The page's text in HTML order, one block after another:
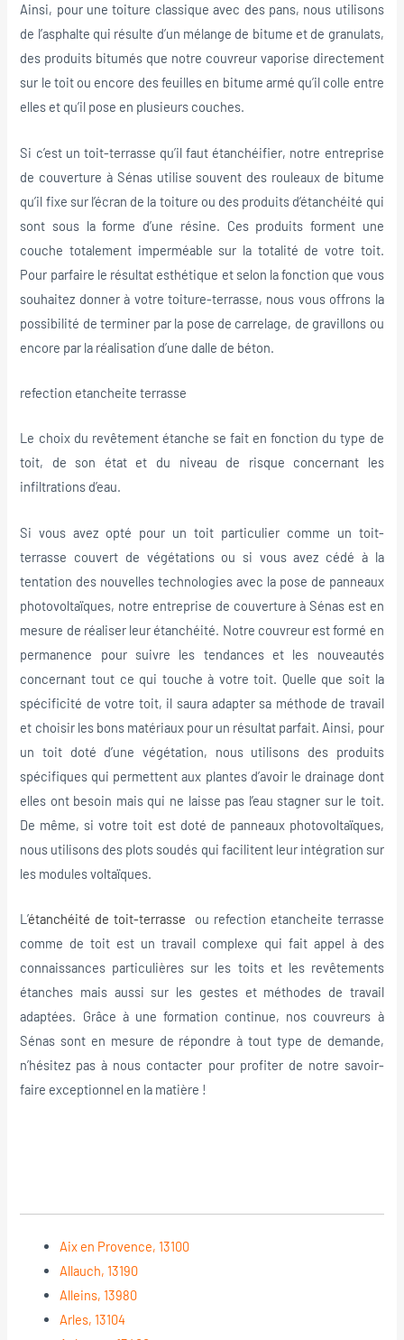
Ainsi, pour une toiture classique avec des pans, nous utilisons
de l’asphalte qui résulte d’un mélange de bitume et de granulats,
des produits bitumés que notre couvreur vaporise directement
sur le toit ou encore des feuilles en bitume armé qu’il colle entre
elles et qu’il pose en plusieurs couches.
Si c’est un toit-terrasse qu’il faut étanchéifier, notre entreprise
de couverture à Sénas utilise souvent des rouleaux de bitume
qu’il fixe sur l’écran de la toiture ou des produits d’étanchéité qui
sont sous la forme d’une résine. Ces produits forment une
couche totalement imperméable sur la totalité de votre toit.
Pour parfaire le résultat esthétique et selon la fonction que vous
souhaitez donner à votre toiture-terrasse, nous vous offrons la
possibilité de terminer par la pose de carrelage, de gravillons ou
encore par la réalisation d’une dalle de béton.
refection etancheite terrasse
Le choix du revêtement étanche se fait en fonction du type de
toit, de son état et du niveau de risque concernant les
infiltrations d’eau.
Si vous avez opté pour un toit particulier comme un toit-
terrasse couvert de végétations ou si vous avez cédé à la
tentation des nouvelles technologies avec la pose de panneaux
photovoltaïques, notre entreprise de couverture à Sénas est en
mesure de réaliser leur étanchéité. Notre couvreur est formé en
permanence pour suivre les tendances et les nouveautés
concernant tout ce qui touche à votre toit. Quelle que soit la
spécificité de votre toit, il saura adapter sa méthode de travail
et choisir les bons matériaux pour un résultat parfait. Ainsi, pour
un toit doté d’une végétation, nous utilisons des produits
spécifiques qui permettent aux plantes d’avoir le drainage dont
elles ont besoin mais qui ne laisse pas l’eau stagner sur le toit.
De même, si votre toit est doté de panneaux photovoltaïques,
nous utilisons des plots soudés qui facilitent leur intégration sur
les modules voltaïques.
L’étanchéité de toit-terrasse ou refection etancheite terrasse
comme de toit est un travail complexe qui fait appel à des
connaissances particulières sur les toits et les revêtements
étanches mais aussi sur les gestes et méthodes de travail
adaptées. Grâce à une formation continue, nos couvreurs à
Sénas sont en mesure de répondre à tout type de demande,
n’hésitez pas à nous contacter pour profiter de notre savoir-
faire exceptionnel en la matière !
Aix en Provence, 13100
Allauch, 13190
Alleins, 13980
Arles, 13104